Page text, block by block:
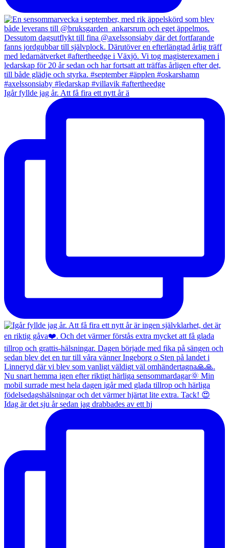
Igår fyllde jag år. Att få fira ett nytt år ä
Idag är det sju år sedan jag drabbades av ett hj